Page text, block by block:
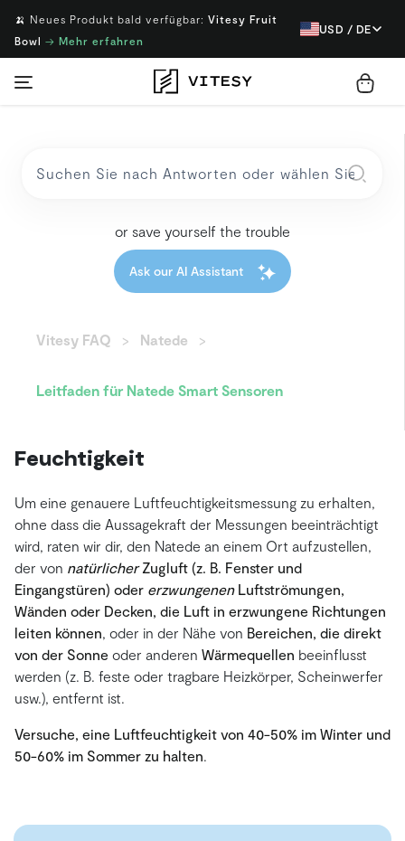
🍌 Neues Produkt bald verfügbar: Vitesy Fruit
Bowl → Mehr erfahren
USD / DE
or save yourself the trouble
Ask our AI Assistant
Vitesy FAQ Natede
Leitfaden für Natede Smart Sensoren
Feuchtigkeit
Um eine genauere Luftfeuchtigkeitsmessung zu erhalten,
ohne dass die Aussagekraft der Messungen beeinträchtigt
wird, raten wir dir, den Natede an einem Ort aufzustellen,
der von natürlicherZugluft (z. B. Fenster und
Eingangstüren) oder erzwungenenLuftströmungen,
Wänden oder Decken, die Luft in erzwungene Richtungen
leiten können, oder in der Nähe von Bereichen, die direkt
von der Sonne oder anderen Wärmequellen beeinflusst
werden (z. B. feste oder tragbare Heizkörper, Scheinwerfer
usw.), entfernt ist.
Versuche, eine Luftfeuchtigkeit von 40-50% im Winter und
50-60% im Sommer zu halten.